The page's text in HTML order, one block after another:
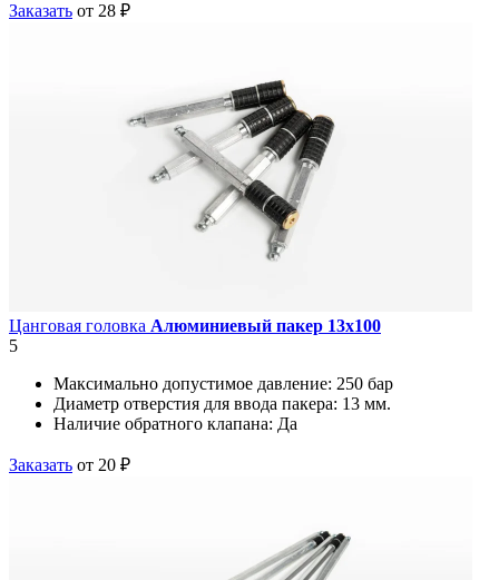
Заказать от 28 ₽
Цанговая головка Алюминиевый пакер 13х100
5
Максимально допустимое давление: 250 бар
Диаметр отверстия для ввода пакера: 13 мм.
Наличие обратного клапана: Да
Заказать от 20 ₽